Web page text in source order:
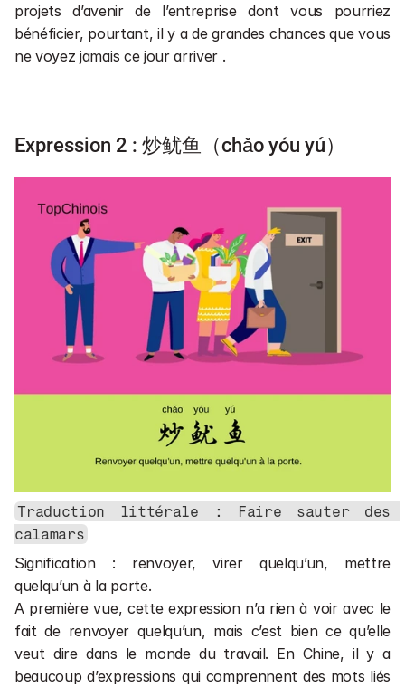
projets d’avenir de l’entreprise dont vous pourriez
bénéficier, pourtant, il y a de grandes chances que vous
ne voyez jamais ce jour arriver .
Expression 2 : 炒鱿鱼（chǎo yóu yú）
Traduction littérale : Faire sauter des
calamars
Signification : renvoyer, virer quelqu’un, mettre
quelqu’un à la porte.
A première vue, cette expression n’a rien à voir avec le
fait de renvoyer quelqu’un, mais c’est bien ce qu’elle
veut dire dans le monde du travail. En Chine, il y a
beaucoup d’expressions qui comprennent des mots liés